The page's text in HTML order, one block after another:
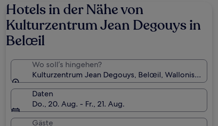
Hotels in der Nähe von
Kulturzentrum Jean Degouys in
Belœil
Wo soll’s hingehen?
Kulturzentrum Jean Degouys, Belœil, Wallonische
Daten
Do., 20. Aug. - Fr., 21. Aug.
Gäste